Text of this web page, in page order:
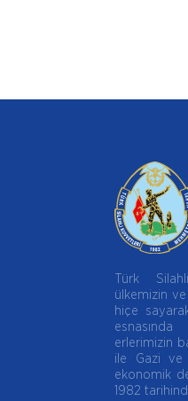
Türk
ülkemizin
hiçe
erlerimizin
ile Gazi ve
ekonomik
1982